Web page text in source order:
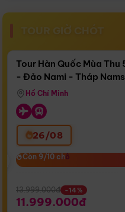
TOUR GIỜ CHÓT
Còn16 ngày 17:46:27
Bay Sun Phuquoc
Tour Hàn Quốc Mùa
- Đảo Nami - Tháp
Airways)
Hồ Chí Minh
26/08
Còn 9/10 chỗ
Còn 9/10 chỗ
13.999.000đ -14%
11.999.000đ